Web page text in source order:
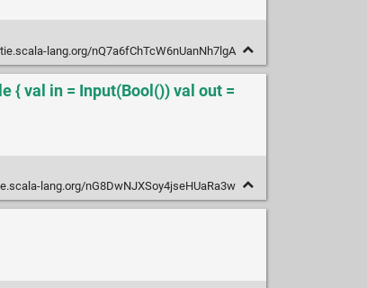
lang.org/nQ7a6fChTcW6nUanNh7lgA
{ val in = Input(Bool()) val out =
lang.org/nG8DwNJXSoy4jseHUaRa3w